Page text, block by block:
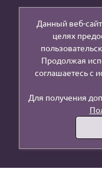
Данный веб-
целях
Продолжая
соглашаетесь с
Для получения